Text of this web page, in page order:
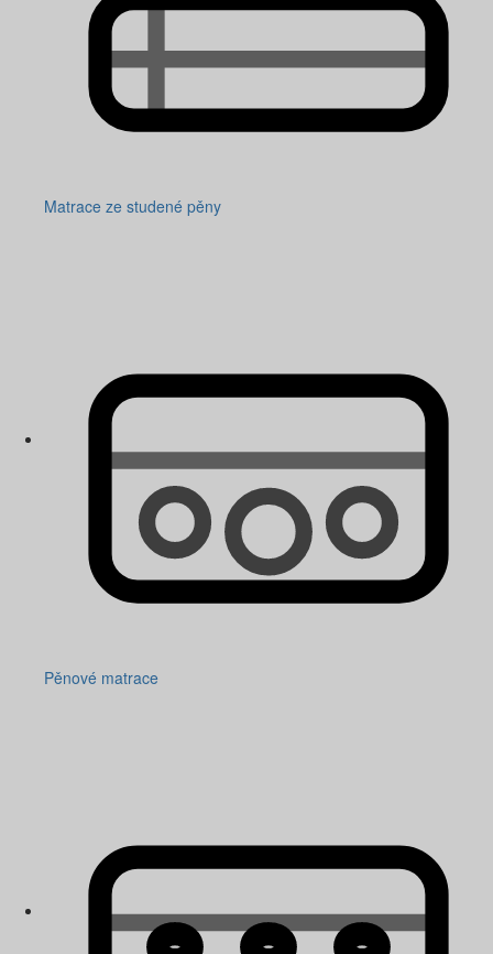
Matrace ze studené pěny
Pěnové matrace